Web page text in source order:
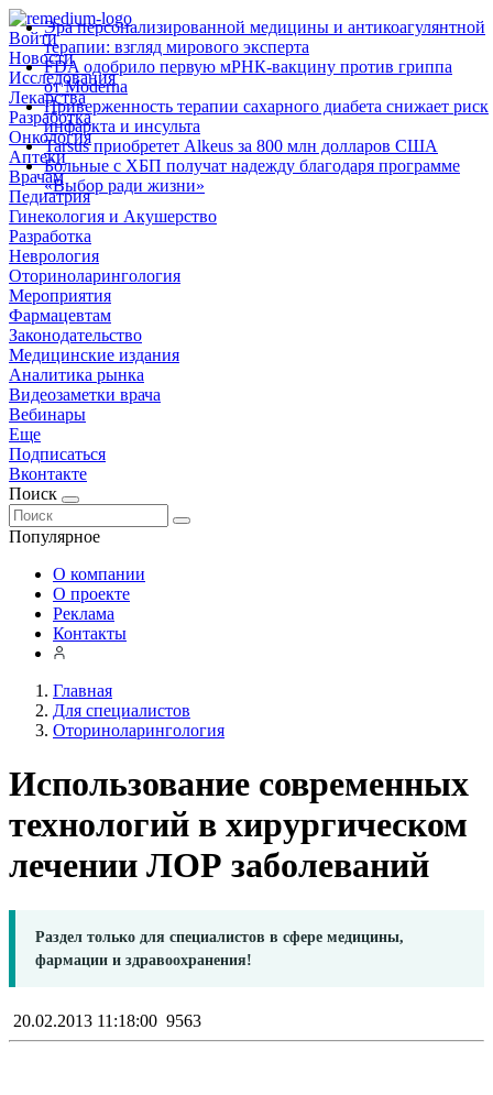
Войти
Новости
Исследования
Лекарства
Разработка
Онкология
Аптеки
Врачам
Педиатрия
Гинекология и Акушерство
Разработка
Неврология
Оториноларингология
Мероприятия
Фармацевтам
Законодательство
Медицинские издания
Аналитика рынка
Видеозаметки врача
Вебинары
Еще
Подписаться
Вконтакте
Поиск
Популярное
Эра персонализированной медицины и антикоагулянтной
терапии: взгляд мирового эксперта
FDA одобрило первую мРНК‑вакцину против гриппа
от Moderna
Приверженность терапии сахарного диабета снижает риск
инфаркта и инсульта
Tarsus приобретет Alkeus за 800 млн долларов США
Больные с ХБП получат надежду благодаря программе
«Выбор ради жизни»
О компании
О проекте
Реклама
Контакты
Главная
Для специалистов
Оториноларингология
Использование современных
технологий в хирургическом
лечении ЛОР заболеваний
Раздел только для специалистов в сфере медицины,
фармации и здравоохранения!
20.02.2013 11:18:00 9563